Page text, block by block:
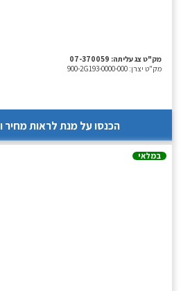
מק"ט צג עליתה: 07-370059
מק"ט יצרן: 900-2G193-0000-000
הכנסו על מנת לראות מחיר
במלאי